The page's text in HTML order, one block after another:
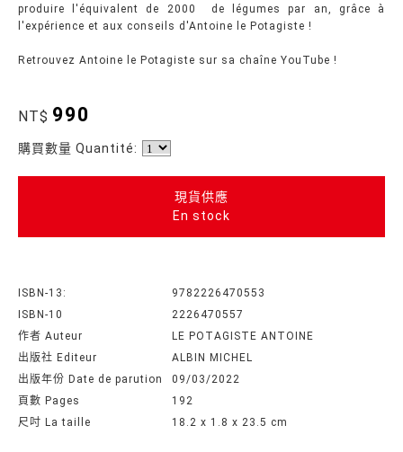
produire l'équivalent de 2000  de légumes par an, grâce à
l'expérience et aux conseils d'Antoine le Potagiste !
Retrouvez Antoine le Potagiste sur sa chaîne YouTube !
NT$ 990
購買數量 Quantité:
現貨供應
En stock
ISBN-13:
9782226470553
ISBN-10
2226470557
作者 Auteur
LE POTAGISTE ANTOINE
出版社 Editeur
ALBIN MICHEL
出版年份 Date de parution
09/03/2022
頁數 Pages
192
尺吋 La taille
18.2 x 1.8 x 23.5 cm